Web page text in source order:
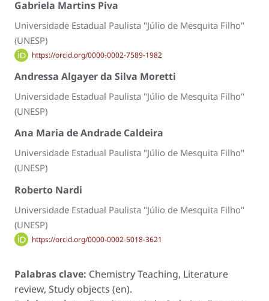
Gabriela Martins Piva
Universidade Estadual Paulista "Júlio de Mesquita Filho"
(UNESP)
https://orcid.org/0000-0002-7589-1982
Andressa Algayer da Silva Moretti
Universidade Estadual Paulista "Júlio de Mesquita Filho"
(UNESP)
Ana Maria de Andrade Caldeira
Universidade Estadual Paulista "Júlio de Mesquita Filho"
(UNESP)
Roberto Nardi
Universidade Estadual Paulista "Júlio de Mesquita Filho"
(UNESP)
https://orcid.org/0000-0002-5018-3621
Palabras clave: Chemistry Teaching, Literature
review, Study objects (en).